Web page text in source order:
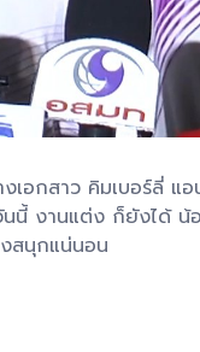
กสาว คิมเบอร์ลี่ แ
งานแต่ง ก็ยังได้ น้
สนุกแน่นอน